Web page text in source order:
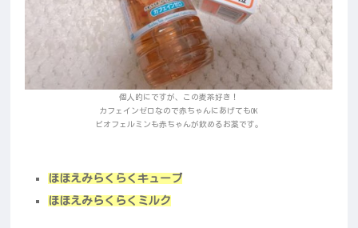
個人的にですが、この麦茶好き！
カフェインゼロなので赤ちゃんにあげてもOK
ビオフェルミンも赤ちゃんが飲めるお薬です。
ほほえみらくらくキューブ
ほほえみらくらくミルク